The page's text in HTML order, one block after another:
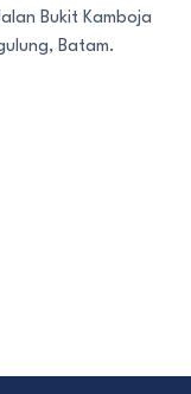
Bukit Kamboja
Batam.